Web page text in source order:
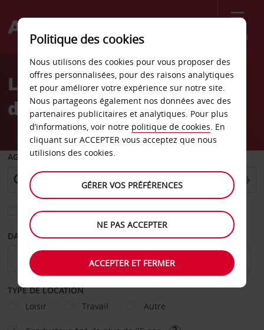
Menu
Welcome
AvisLocation de voiture Gare
de Lyon-Perrache
AGENCE DE DÉPART
Sélectionnez une autre agence de retour
DATE DE DÉPART DATE DE RETOUR
TYPE DE LOCATION
Loisir
Travail Autre
Politique des cookies
Nous utilisons des cookies pour vous proposer des
offres personnalisées, pour des raisons analytiques
et pour améliorer votre expérience sur notre site.
Nous partageons également nos données avec des
partenaires publicitaires et analytiques. Pour plus
d’informations, voir notre politique de cookies. En
cliquant sur ACCEPTER vous acceptez que nous
utilisions des cookies.
GÉRER VOS PRÉFÉRENCES
NE PAS ACCEPTER
ACCEPTER ET FERMER